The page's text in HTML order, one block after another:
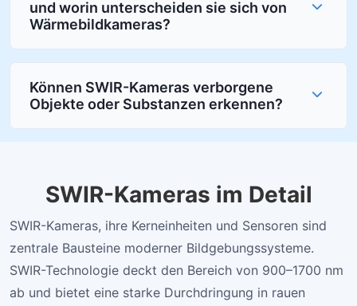
und worin unterscheiden sie sich von
Wärmebildkameras?
Können SWIR-Kameras verborgene
Objekte oder Substanzen erkennen?
SWIR-Kameras im Detail
SWIR-Kameras, ihre Kerneinheiten und Sensoren sind
zentrale Bausteine moderner Bildgebungssysteme.
SWIR-Technologie deckt den Bereich von 900–1700 nm
ab und bietet eine starke Durchdringung in rauen